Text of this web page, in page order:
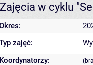
Zajęcia w cyklu
Okres:
Typ zajęć:
Koordynatorzy: